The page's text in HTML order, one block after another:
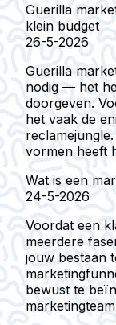
Guerilla
klein budget
26-5-2026
Guerilla
nodig — het
doorgeven.
het vaak de
vormen heeft
Wat is een
24-5-2026
Voordat een
meerdere
jouw bestaan
bewust te